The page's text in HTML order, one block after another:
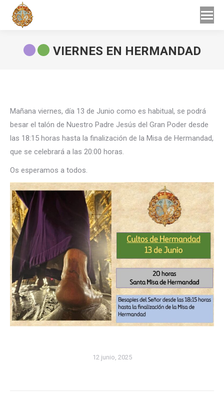
VIERNES EN HERMANDAD
Mañana viernes, día 13 de Junio como es habitual, se podrá
besar el talón de Nuestro Padre Jesús del Gran Poder desde
las 18:15 horas hasta la finalización de la Misa de Hermandad,
que se celebrará a las 20:00 horas.
Os esperamos a todos.
12 junio, 2025